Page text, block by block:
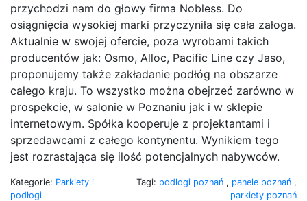
przychodzi nam do głowy firma Nobless. Do
osiągnięcia wysokiej marki przyczyniła się cała załoga.
Aktualnie w swojej ofercie, poza wyrobami takich
producentów jak: Osmo, Alloc, Pacific Line czy Jaso,
proponujemy także zakładanie podłóg na obszarze
całego kraju. To wszystko można obejrzeć zarówno w
prospekcie, w salonie w Poznaniu jak i w sklepie
internetowym. Spółka kooperuje z projektantami i
sprzedawcami z całego kontynentu. Wynikiem tego
jest rozrastająca się ilość potencjalnych nabywców.
Kategorie: Parkiety i
podłogi
Tagi: podłogi poznań , panele poznań ,
parkiety poznań